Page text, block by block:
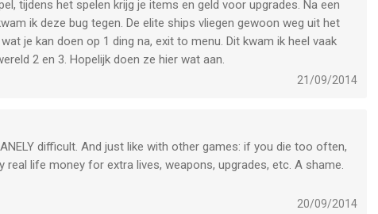
tijdens het spelen krijg je items en geld voor upgrades. Na een
ik deze bug tegen. De elite ships vliegen gewoon weg uit het
je kan doen op 1 ding na, exit to menu. Dit kwam ik heel vaak
2 en 3. Hopelijk doen ze hier wat aan.
21/09/2014
difficult. And just like with other games: if you die too often,
life money for extra lives, weapons, upgrades, etc. A shame.
20/09/2014